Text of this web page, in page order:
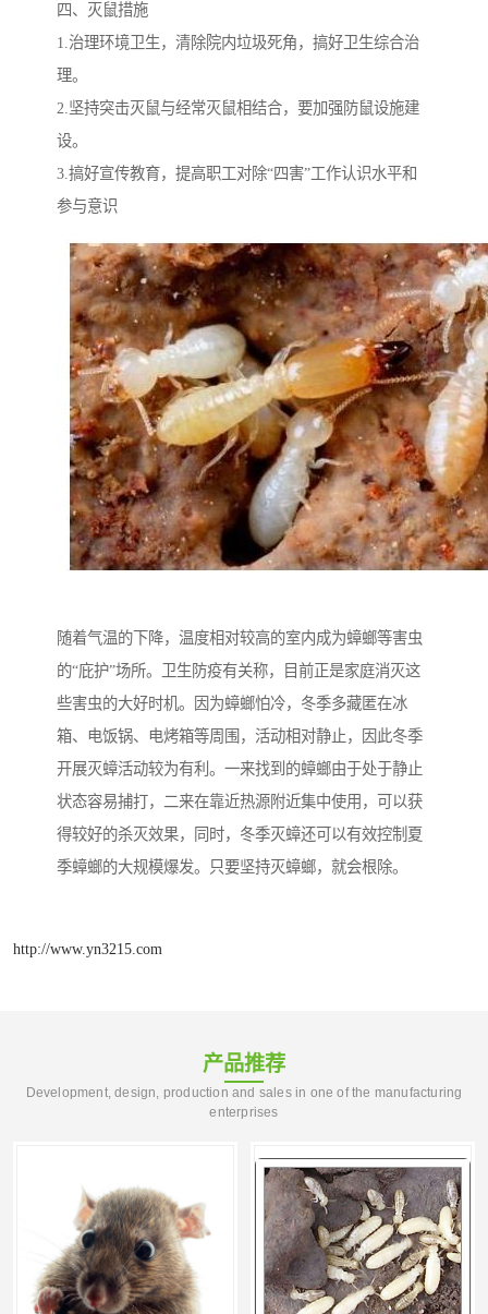
四、灭鼠措施
1.治理环境卫生，清除院内垃圾死角，搞好卫生综合治
理。
2.坚持突击灭鼠与经常灭鼠相结合，要加强防鼠设施建
设。
3.搞好宣传教育，提高职工对除“四害”工作认识水平和
参与意识
随着气温的下降，温度相对较高的室内成为蟑螂等害虫
的“庇护”场所。卫生防疫有关称，目前正是家庭消灭这
些害虫的大好时机。因为蟑螂怕冷，冬季多藏匿在冰
箱、电饭锅、电烤箱等周围，活动相对静止，因此冬季
开展灭蟑活动较为有利。一来找到的蟑螂由于处于静止
状态容易捕打，二来在靠近热源附近集中使用，可以获
得较好的杀灭效果，同时，冬季灭蟑还可以有效控制夏
季蟑螂的大规模爆发。只要坚持灭蟑螂，就会根除。
http://www.yn3215.com
产品推荐
Development, design, production and sales in one of the manufacturing
enterprises